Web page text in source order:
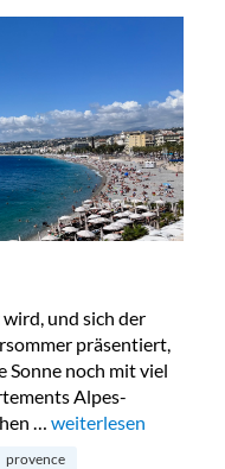
und sich der
präsentiert,
Sonne noch mit viel
Alpes-
… „Nizza im September“
weiterlesen
provence